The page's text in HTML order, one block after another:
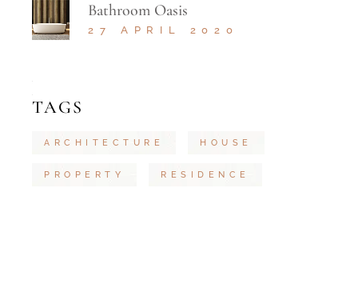
Bathroom Oasis
27 APRIL 2020
TAGS
ARCHITECTURE HOUSE
PROPERTY RESIDENCE